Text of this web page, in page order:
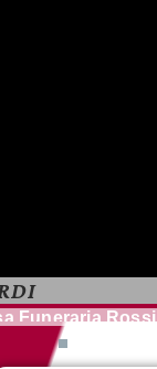
Funeraria Rossi